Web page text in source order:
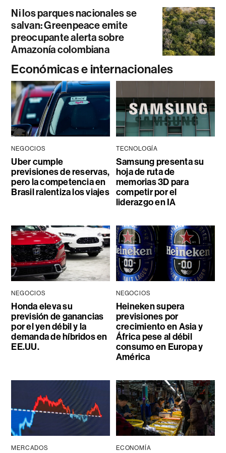
Ni los parques nacionales se
salvan: Greenpeace emite
preocupante alerta sobre
Amazonía colombiana
Económicas e internacionales
NEGOCIOS
Uber cumple
previsiones de reservas,
pero la competencia en
Brasil ralentiza los viajes
TECNOLOGÍA
Samsung presenta su
hoja de ruta de
memorias 3D para
competir por el
liderazgo en IA
NEGOCIOS
Honda eleva su
previsión de ganancias
por el yen débil y la
demanda de híbridos en
EE.UU.
NEGOCIOS
Heineken supera
previsiones por
crecimiento en Asia y
África pese al débil
consumo en Europa y
América
MERCADOS ECONOMÍA